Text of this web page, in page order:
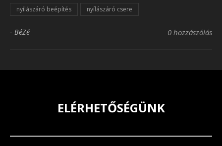
nyílászáró beépítés nyílászáró csere
- BéZé 0 hozzászólás
ELÉRHETŐSÉGÜNK